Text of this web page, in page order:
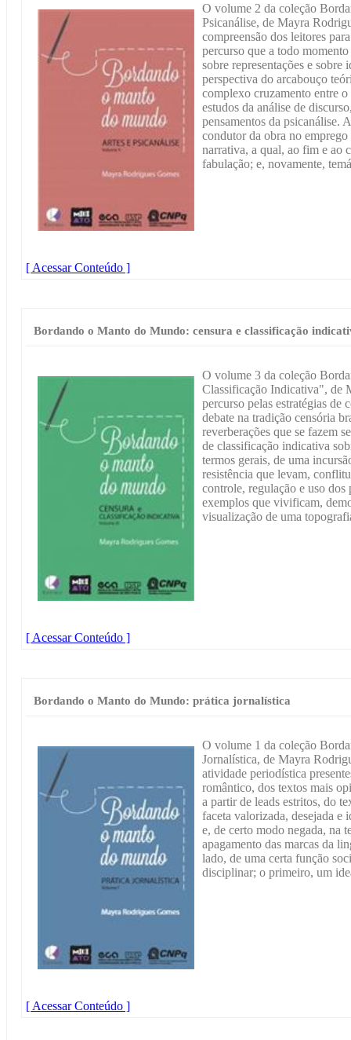
O volume 2 da coleção
Psicanálise, de Mayra
compreensão dos leitores
percurso que a todo
sobre representações e sobre
perspectiva do arcabouço
complexo cruzamento entre
estudos da análise de
pensamentos da psicanálise.
condutor da obra no emprego
narrativa, a qual, ao fim e ao
fabulação; e, novamente,
[ Acessar Conteúdo ]
Bordando o Manto do Mundo: censura e classificação
O volume 3 da coleção
Classificação Indicativa", de
percurso pelas estratégias de
debate na tradição censória
reverberações que se fazem
de classificação indicativa
termos gerais, de uma
resistência que levam,
controle, regulação e uso dos
exemplos que vivificam,
visualização de uma
[ Acessar Conteúdo ]
Bordando o Manto do Mundo: prática jornalística
O volume 1 da coleção
Jornalística, de Mayra
atividade periodística
romântico, dos textos mais
a partir de leads estritos, do
faceta valorizada, desejada e
e, de certo modo negada, na
apagamento das marcas da
lado, de uma certa função
disciplinar; o primeiro, um
[ Acessar Conteúdo ]